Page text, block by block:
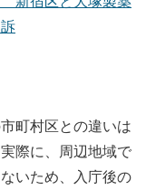
町村区との違いは
際に、周辺地域で
いため、入庁後の